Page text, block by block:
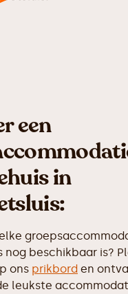
een
in
nog beschikbaar is?
ons prikbord en
leukste